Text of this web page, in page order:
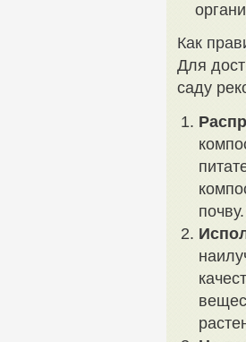
Как
Для
саду
почву.